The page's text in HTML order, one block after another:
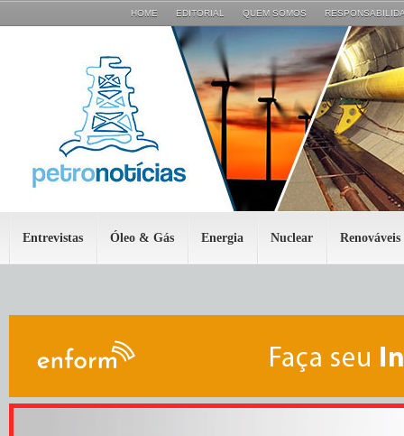
HOME EDITORIAL QUEM SOMOS
Entrevistas Óleo & Gás Energia Nuclear Renováveis